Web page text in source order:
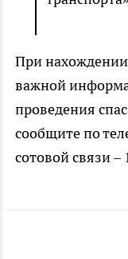
При
важной
проведения
сообщите по
сотовой связи –